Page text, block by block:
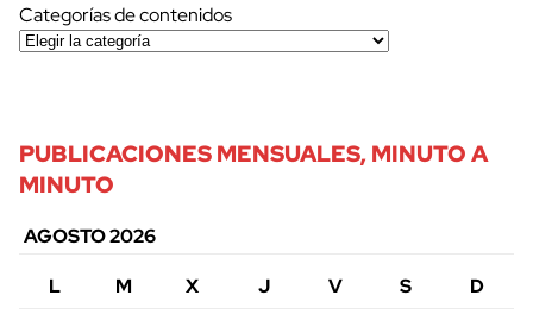
Categorías de contenidos
PUBLICACIONES MENSUALES, MINUTO A
MINUTO
AGOSTO 2026
L
M X J V S
D